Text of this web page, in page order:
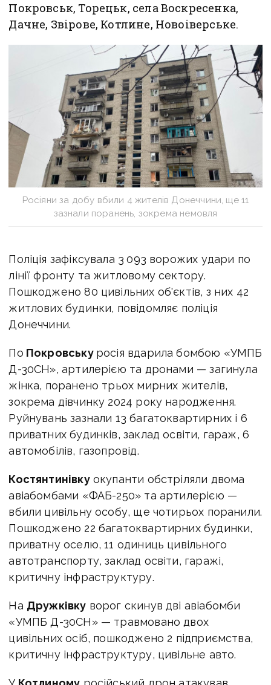
Покровськ, Торецьк, села Воскресенка,
Дачне, Звірове, Котлине, Новоіверське.
Росіяни за добу вбили 4 жителів Донеччини, ще 11
зазнали поранень, зокрема немовля
Поліція зафіксувала 3 093 ворожих удари по
лінії фронту та житловому сектору.
Пошкоджено 80 цивільних об'єктів, з них 42
житлових будинки, повідомляє поліція
Донеччини.
По Покровську росія вдарила бомбою «УМПБ
Д-30СН», артилерією та дронами — загинула
жінка, поранено трьох мирних жителів,
зокрема дівчинку 2024 року народження.
Руйнувань зазнали 13 багатоквартирних і 6
приватних будинків, заклад освіти, гараж, 6
автомобілів, газопровід.
Костянтинівкуокупанти обстріляли двома
авіабомбами «ФАБ-250» та артилерією —
вбили цивільну особу, ще чотирьох поранили.
Пошкоджено 22 багатоквартирних будинки,
приватну оселю, 11 одиниць цивільного
автотранспорту, заклад освіти, гаражі,
критичну інфраструктуру.
На Дружківку ворог скинув дві авіабомби
«УМПБ Д-30СН» — травмовано двох
цивільних осіб, пошкоджено 2 підприємства,
критичну інфраструктуру, цивільне авто.